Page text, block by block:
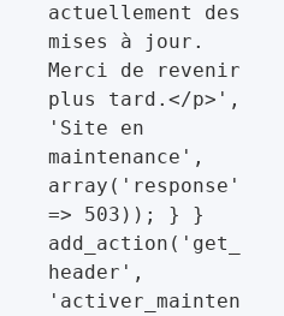
actuellement des
mises à jour.
Merci de revenir
plus tard.</p>',
'Site en
maintenance',
array('response'
=> 503)); } }
add_action('get_
header',
'activer_mainten